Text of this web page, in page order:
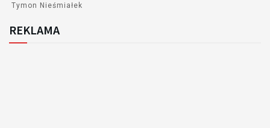
Tymon Nieśmiałek
REKLAMA